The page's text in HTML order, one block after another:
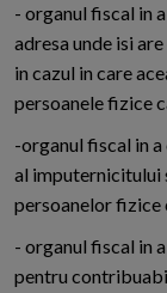
- organul fiscal in
adresa unde isi
in cazul in care
persoanele fizice
-organul fiscal in
al imputernicitului
persoanelor fizice
- organul fiscal in
pentru